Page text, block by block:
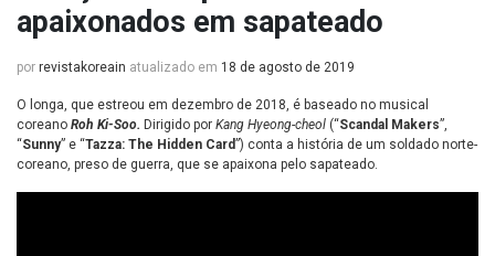
apaixonados em sapateado
por revistakoreain atualizado em 18 de agosto de 2019
O longa, que estreou em dezembro de 2018, é baseado no musical
coreano Roh Ki-Soo. Dirigido por Kang Hyeong-cheol (“Scandal Makers”,
“Sunny” e “Tazza: The Hidden Card”) conta a história de um soldado norte-
coreano, preso de guerra, que se apaixona pelo sapateado.